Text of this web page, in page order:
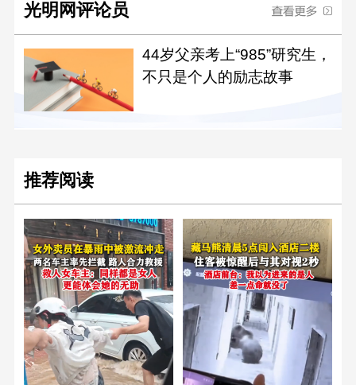
光明网评论员
44岁父亲考上“985”研究生，
不只是个人的励志故事
推荐阅读